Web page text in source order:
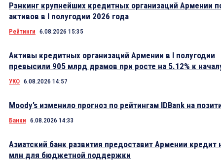
Рэнкинг крупнейших кредитных организаций Армении
активов в I полугодии 2026 года
Рейтинги 6.08.2026 15:35
Активы кредитных организаций Армении в I полугодии
превысили 905 млрд драмов при росте на 5.12% к
УКО 6.08.2026 14:57
Moody’s изменило прогноз по рейтингам IDBank на
Банки 6.08.2026 14:33
Азиатский банк развития предоставит Армении кредит
млн для бюджетной поддержки